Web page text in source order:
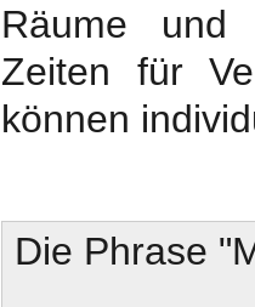
Räume und
Zeiten für
können
Die Phrase